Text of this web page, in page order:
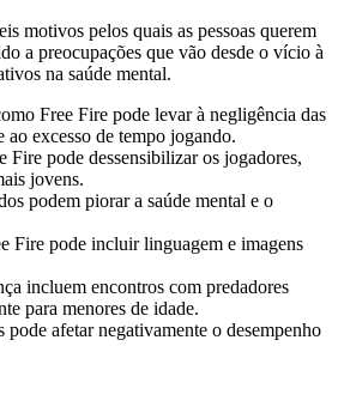
motivos pelos quais as pessoas querem
a preocupações que vão desde o vício à
na saúde mental.
Free Fire pode levar à negligência das
ao excesso de tempo jogando.
Fire pode dessensibilizar os jogadores,
jovens.
podem piorar a saúde mental e o
Fire pode incluir linguagem e imagens
incluem encontros com predadores
para menores de idade.
pode afetar negativamente o desempenho